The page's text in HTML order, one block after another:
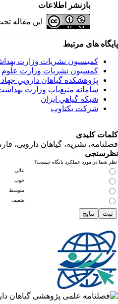
بازنشر اطلاعات
این مقاله
پایگاه های مرتبط
کمیسیون نشریات وزارت
کمسیون نشریات وزارت علوم
پژوهشكده گياهان دارويي
سامانه منبع‌ياب وزارت
شبكه گياهي ايران
شرکت یکتاوب
کلمات کلیدی
فصلنامه، نشریه، گیاهان دارویی،
نظرسنجی
نظر شما در مورد عملکرد پایگاه چیست؟
عالی
خوب
متوسط
ضعیف